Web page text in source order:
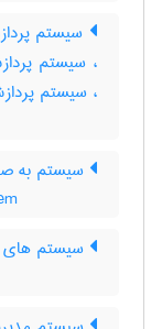
سیستم
، سیستم
، سیستم
سیستم به
سیستم های